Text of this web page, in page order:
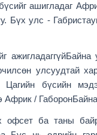
ашигладаг
Бүх улс -
ажигладаггүйБайна
улсуудтай
бүсийн
Африк / Габорон
офсет ба таны